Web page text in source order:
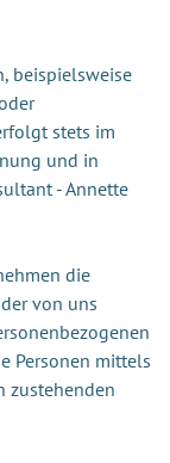
beispielsweise
stets im
und in
- Annette
die
von uns
Personen mittels
zustehenden